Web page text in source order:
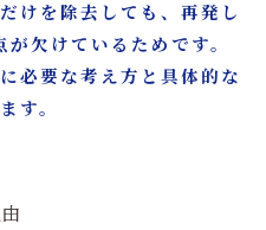
けを除去しても、再発し
欠けているためです。
必要な考え方と具体的な
す。